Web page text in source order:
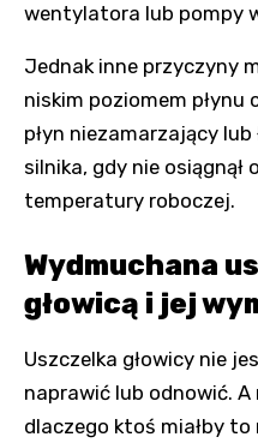
wentylatora lub pompy
Jednak inne przyczyny
niskim poziomem płynu
płyn niezamarzający
silnika, gdy nie osiągnął
temperatury roboczej.
Wydmuchana
głowicą i jej
Uszczelka głowicy nie
naprawić lub odnowić.
dlaczego ktoś miałby to